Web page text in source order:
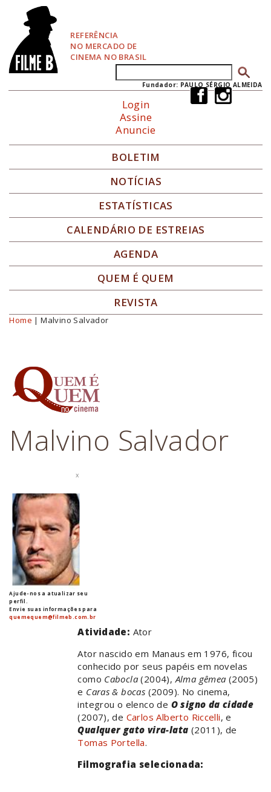
REFERÊNCIA
NO MERCADO DE
CINEMA NO BRASIL
Formulário de busca
Fundador: PAULO SÉRGIO ALMEIDA
Login
Assine
Anuncie
BOLETIM
NOTÍCIAS
ESTATÍSTICAS
CALENDÁRIO DE ESTREIAS
AGENDA
QUEM É QUEM
REVISTA
Você está aqui
Home | Malvino Salvador
Malvino Salvador
x
Ajude-nos a atualizar seu
perfil.
Envie suas informações para
quemequem@filmeb.com.br
Atividade: Ator
Ator nascido em Manaus em 1976, ficou
conhecido por seus papéis em novelas
como Cabocla (2004),Alma gêmea (2005)
e Caras & bocas (2009). No cinema,
integrou o elenco de O signo da cidade
(2007), de Carlos Alberto Riccelli, e
Qualquer gato vira-lata (2011), de
Tomas Portella.
Filmografia selecionada: